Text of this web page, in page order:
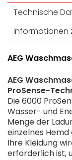
Technische
Informationen
AEG
AEG
ProSense-
Die 6000
Wasser- und
Menge der
einzelnes
Ihre Kleidung
erforderlich ist,